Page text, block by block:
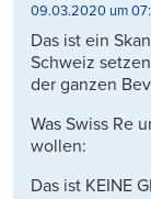
09.03.2020 um
Das ist ein
Schweiz
der ganzen
Was Swiss Re
wollen:
Das ist KEINE